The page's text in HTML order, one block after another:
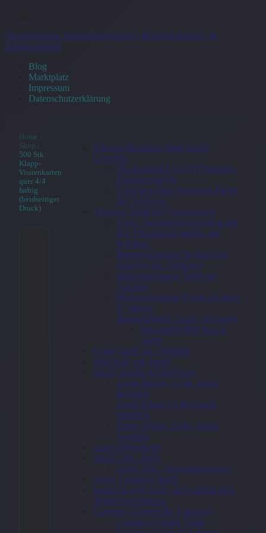
Handymaeusle Smartphone/Handys &TablettsHandys &
Handyzubehör
Blog
Marktplatz
Impressum
Datenschutzerklärung
Home
Shop
500 Stk.
Klapp-
Visitenkarten
quer 4/4
farbig
(beidseitiger
Druck)
500 Stk.
Klapp-
Visitenkarten
quer 4/4
farbig
(beidseitiger
Druck)
30,17€
Angebot
→
Telekom Business-Tarife in der
Übersicht
Deutschland LAN IP (Telekom-
Business-Tarif))
Company-Start (Business-Tarife
der Telekom)
Telekom-Tarife für Privatkunden
Unser Anschlussberatershop mit
den Privatkundentarifen der
Telekom
MagentaZuhause Hybrid (ein
Angebot der Telekom)
Magentazuhause Tarife der
Telekom
Magentazuhause Young für unter
27 jährige
MagentaMobil Tarife (Telekom)
MagentaMobile Young
Tarife
Daten Tarife der T-Mobile
Angebote von 1und1
1und1 mobile All-Net-Flats
Apple Iphone 13 bei 1und1
bestellen
Apple Iphone14 bei 1und1
bestellen
Apple Iphone 15 bei 1und1
bestellen
1und1-Datentarife
1und1 DSL-Tarife
1und1 DSL-Verfügbarkeitstest
1und1 Glasfaser-Tarife
Vodafone geht leider nicht online bitte
Termin vereinbaren.
Congstar (Tochter der Telekom)
Congstar Prepaid Tarife